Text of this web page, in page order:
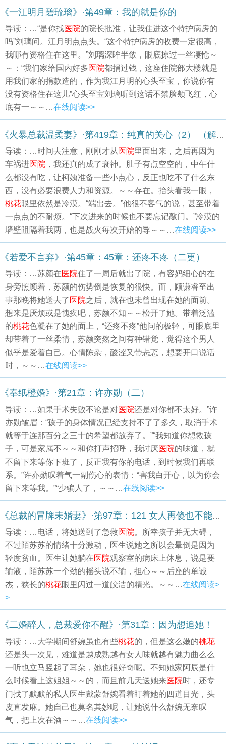
《一江明月碧琉璃》·第49章：我的就是你的
导读：…“是你找医院的院长批准，让我住进这个特护病房的
吗”刘璃问。江月明点点头。“这个特护病房的收费一定很高，
我哪有资格住在这里。”刘璃深眸半敛，眼底掠过一丝凄怆～
～：“我们家给国内好多医院都捐过钱，这座住院部大楼就是
用我们家的捐款造的，作为我江月明的心头至宝，你说你有
没有资格住在这儿”心头至宝刘璃听到这话不禁脸颊飞红，心
底有一～～…在线阅读>>
《火暴总裁温柔妻》·第419章：纯真的关心（2） （解禁）
导读：…时间去注意，刚刚才从 医院里面出来，之后再因为
车祸进医院 ，我还真的成了衰神。肚子有点空空的，中午什
么都没有吃，让柯姨准备一些小点心，反正也吃不了什么东
西，没有必要浪费人力和资源。～～存在。抬头看我一眼，
桃花眼里依然是冷漠。“端出去。”他很不客气的说，甚至带着
一点点的不耐烦。“下次进来的时候也不要忘记敲门。”冷漠的
墙壁阻隔着我两，也是战火每次开始的导～～…在线阅读>>
《若爱不言弃》·第45章：45章：还疼不疼（二更）
导读：…苏颜在医院住了一周后就出了院，有容妈细心的在
身旁照顾着，苏颜的伤势倒是恢复的很快。而，顾谦睿至出
事那晚将她送去了 医院之后，就在也未曾出现在她的面前。
想来是厌烦或是愧疚吧，苏颜不知～～松开了她。带着泛滥
的桃花色凝在了她的面上，“还疼不疼”他问的极轻，可眼底里
却带着了一丝柔情，苏颜突然之间有种错觉，觉得这个男人
似乎是爱着自己。心情陈杂，酸涩又带忐忑，想要开口说话
时，～～…在线阅读>>
《奉纸橙婚》·第21章：许亦勋（二）
导读：…如果手术失败不论是对医院还是对你都不太好。”许
亦勋皱眉：“孩子的身体情况已经支持不了了多久，取消手术
就等于连那百分之三十的希望都放弃了。”“我知道你想救孩
子，可是家属不～～和你打声招呼，我讨厌医院的味道，就
不留下来等你下班了，反正我有你的电话，到时候我们再联
系。”许亦勋叹着气一副伤心的表情：“害我白开心，以为你会
留下来等我。”“少骗人了，～～…在线阅读>>
《总裁的冒牌未婚妻》·第97章：121 女人再傻也不能委屈了自己
导读：…电话，将她送到了急救医院。所幸孩子并无大碍，
不过陌苏苏的情绪十分激动，医生说她之所以会晕倒是因为
轻度贫血。医生让她躺在医院观察室的病床上休息，说是要
输液，陌苏苏一个劲的摇头说不输，担心～～后座的单诚
杰，狭长的桃花眼里闪过一道皎洁的精光。～～…在线阅读>
>
《二婚醉人，总裁爱你不醒》·第31章：因为想追她！
导读：…大学期间舒婉虽也有些桃花的，但是这么嫩的桃花
还是头一次见，难道是越成熟越有女人味就越有魅力曲么么
一听也立马竖起了耳朵，她也很好奇呢。不知她家阿辰是什
么时候看上这姐姐～～的，而且前几天送她来医院时，还专
门找了默默的私人医生戴蒙舒婉看着盯着她的四道目光，头
皮直发麻。她自己也莫名其妙呢，让她说什么舒婉无奈叹
气，把上次在酒～～…在线阅读>>